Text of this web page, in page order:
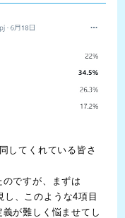
してくれている皆さ
ですが、まずは
、このような4項目
が難しく悩ませてし